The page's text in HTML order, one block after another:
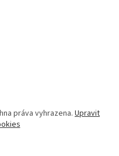
práva vyhrazena. Upravit